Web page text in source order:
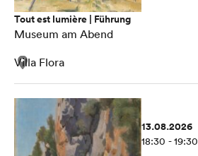
Tout est lumière | Führung
Museum am Abend
Villa Flora
13.08.2026
18:30 - 19:30